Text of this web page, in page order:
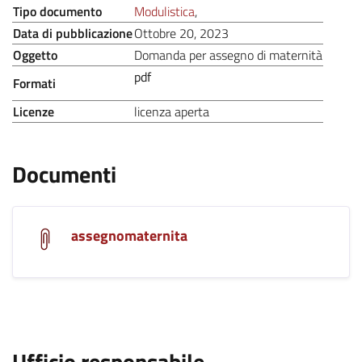
Tipo documento Modulistica,.
Data di pubblicazioneOttobre 20, 2023
Oggetto
Domanda per assegno di maternità.
Formati
pdf
.
Licenze licenza aperta.
Documenti
assegnomaternita